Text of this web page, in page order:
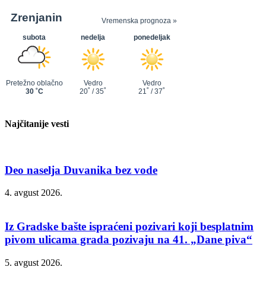
Najčitanije vesti
Deo naselja Duvanika bez vode
4. avgust 2026.
Iz Gradske bašte ispraćeni pozivari koji besplatnim
pivom ulicama grada pozivaju na 41. „Dane piva“
5. avgust 2026.